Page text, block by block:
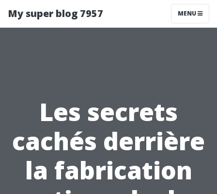
My super blog 7957 MENU
Les secrets
cachés derrière
la fabrication